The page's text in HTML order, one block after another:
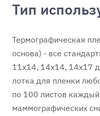
Тип
Термографическая
основа) - все
11х14, 14х14, 14x17
лотка для пленки
по 100 листов
маммографических